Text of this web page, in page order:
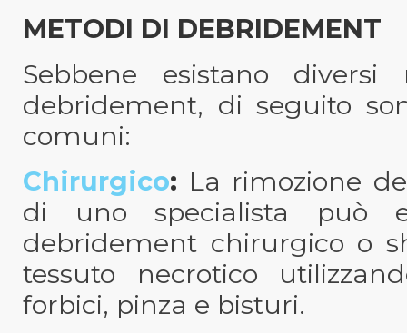
METODI DI DEBRIDEMENT
Sebbene esistano
debridement, di seguito
comuni:
Chirurgico: La rimozione
di uno specialista può
debridement chirurgico o
tessuto necrotico
forbici, pinza e bisturi.